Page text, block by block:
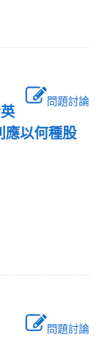
問題討論
應以何種股
問題討論